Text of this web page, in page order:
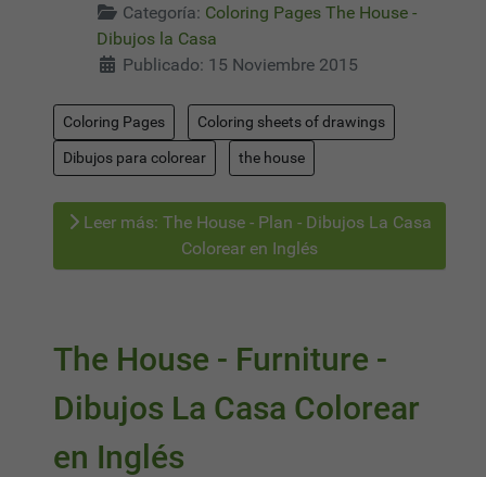
Categoría: Coloring Pages The House -
Dibujos la Casa
Publicado: 15 Noviembre 2015
Coloring Pages Coloring sheets of drawings
Dibujos para colorear the house
Leer más: The House - Plan - Dibujos La Casa
Colorear en Inglés
The House - Furniture -
Dibujos La Casa Colorear
en Inglés